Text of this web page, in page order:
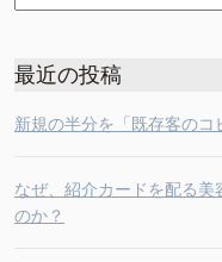
最近の投稿
新規の半分を「既存客の
なぜ、紹介カードを配る
のか？